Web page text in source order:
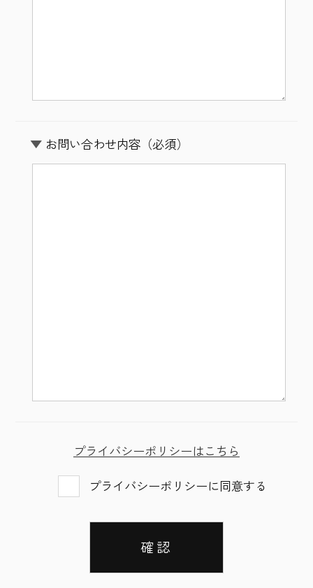
お問い合わせ内容（必須）
プライバシーポリシーはこちら
プライバシーポリシーに同意する